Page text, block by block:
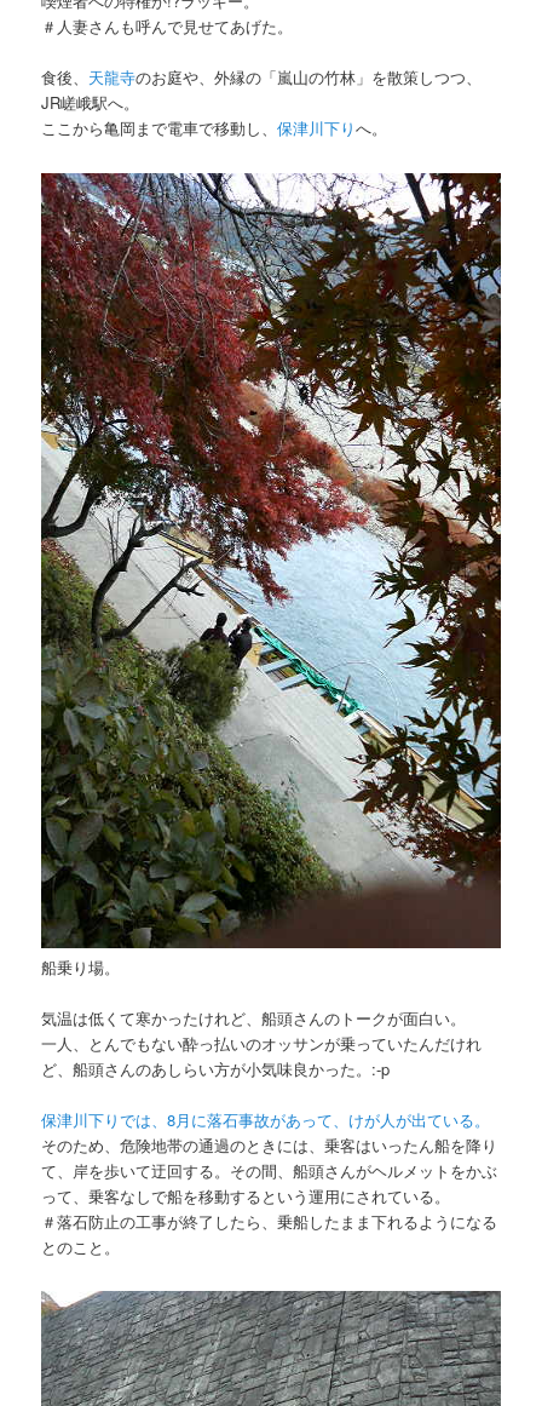
＃人妻さんも呼んで見せてあげた。
食後、 天龍寺のお庭や、外縁の「嵐山の竹林」を散策しつつ、
JR嵯峨駅へ。
ここから亀岡まで電車で移動し、保津川下りへ。
船乗り場。
気温は低くて寒かったけれど、船頭さんのトークが面白い。
一人、とんでもない酔っ払いのオッサンが乗っていたんだけれ
ど、船頭さんのあしらい方が小気味良かった。:-p
保津川下りでは、8月に落石事故があって、けが人が出ている。
そのため、危険地帯の通過のときには、乗客はいったん船を降り
て、岸を歩いて迂回する。その間、船頭さんがヘルメットをかぶ
って、乗客なしで船を移動するという運用にされている。
＃落石防止の工事が終了したら、乗船したまま下れるようになる
とのこと。